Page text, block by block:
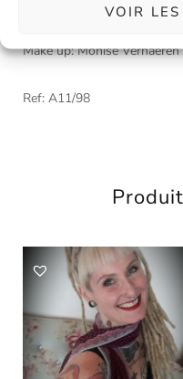
VOIR LES
Mannequin: Emilie
Make up: Monise Verhaeren
Ref: A11/98